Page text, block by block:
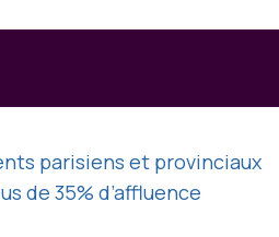
parisiens et provinciaux
de 35% d’affluence